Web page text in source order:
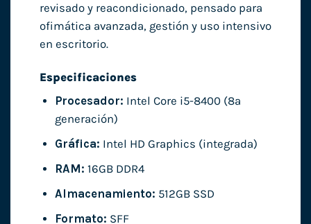
revisado y reacondicionado, pensado para
ofimática avanzada, gestión y uso intensivo
en escritorio.
Especificaciones
Procesador: Intel Core i5-8400 (8ª
generación)
Gráfica: Intel HD Graphics (integrada)
RAM: 16GB DDR4
Almacenamiento: 512GB SSD
Formato: SFF